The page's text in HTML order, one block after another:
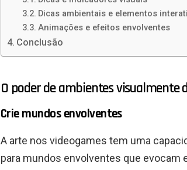
Dicas ambientais e elementos
Animações e efeitos envolventes
Conclusão
O poder de ambientes visualmente
Crie mundos envolventes
A arte nos videogames tem uma
para mundos envolventes que evocam